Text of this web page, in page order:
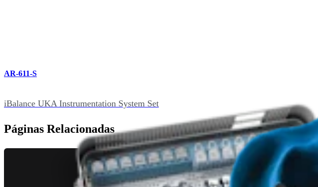
AR-611-S
iBalance UKA Instrumentation System Set
Páginas Relacionadas